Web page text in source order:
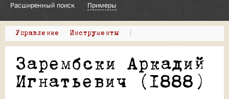
Расширенный поиск Примеры
Управление Инструменты |
Зарембски Аркадий
Игнатьевич (1888)